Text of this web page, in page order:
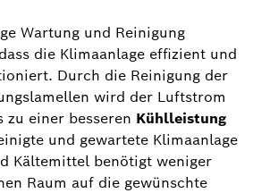
Wartung und Reinigung
die Klimaanlage effizient und
Durch die Reinigung der
wird der Luftstrom
zu einer besseren Kühlleistung
und gewartete Klimaanlage
Kältemittel benötigt weniger
Raum auf die gewünschte